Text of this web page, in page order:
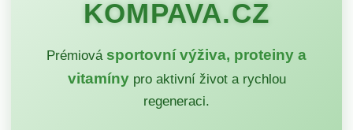
KOMPAVA.CZ
Prémiová sportovní výživa, proteiny a
vitamínypro aktivní život a rychlou
regeneraci.